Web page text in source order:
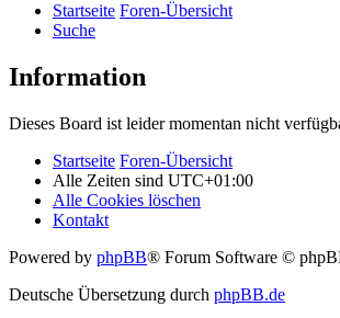
Startseite Foren-Übersicht
Suche
Information
Dieses Board ist leider momentan nicht
Startseite Foren-Übersicht
Alle Zeiten sind UTC+01:00
Alle Cookies löschen
Kontakt
Powered by phpBB® Forum Software ©
Deutsche Übersetzung durch phpBB.de